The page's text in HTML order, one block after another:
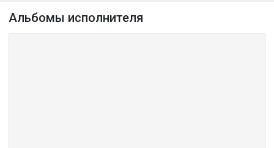
Альбомы исполнителя